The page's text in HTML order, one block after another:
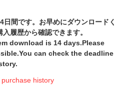
間です。お早めにダウンロードく
履歴から確認できます。
download is 14 days.Please
can check the deadline
purchase history